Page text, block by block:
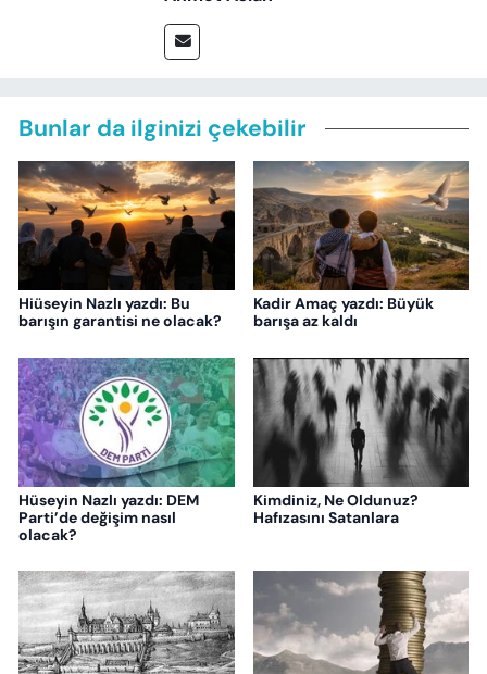
Bunlar da ilginizi çekebilir
Hiüseyin Nazlı yazdı: Bu
barışın garantisi ne olacak?
Kadir Amaç yazdı: Büyük
barışa az kaldı
Hüseyin Nazlı yazdı: DEM
Parti’de değişim nasıl
olacak?
Kimdiniz, Ne Oldunuz?
Hafızasını Satanlara